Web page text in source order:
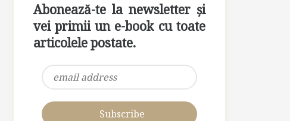
Abonează-te la newsletter și
vei primii un e-book cu toate
articolele postate.